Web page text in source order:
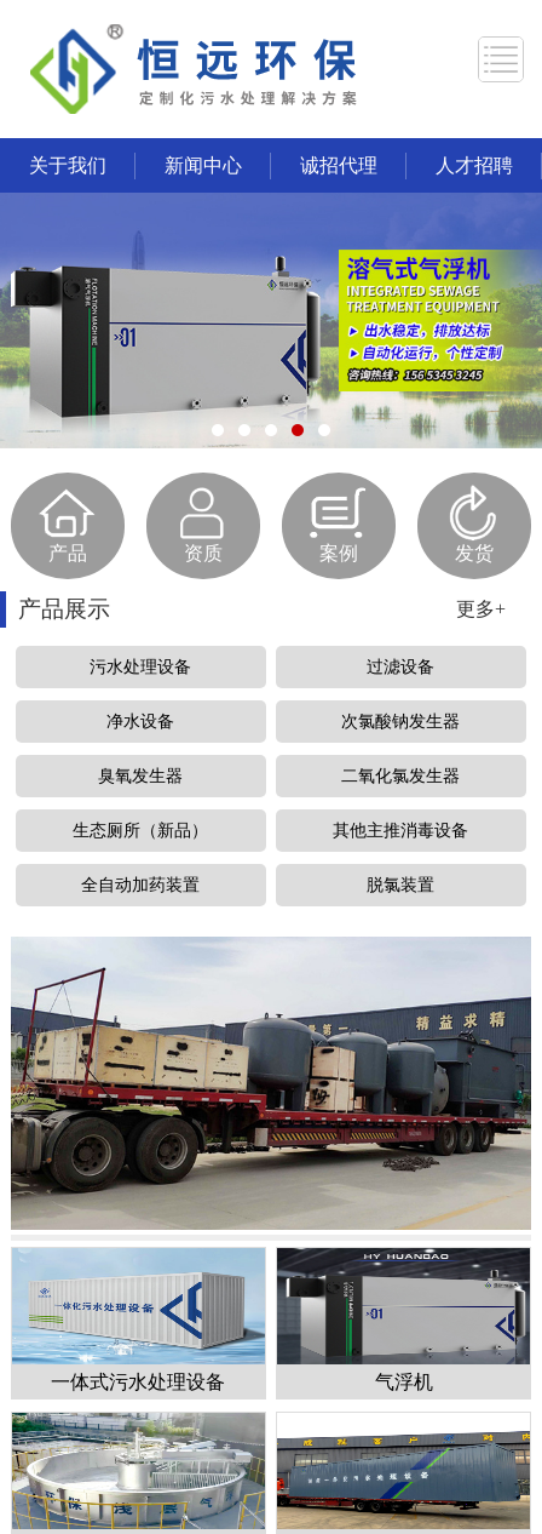
关于我们 新闻中心 诚招代理 人才招聘
1
产品 资质 案例 发货
产品展示 更多+
污水处理设备 过滤设备
净水设备 次氯酸钠发生器
臭氧发生器 二氧化氯发生器
生态厕所（新品） 其他主推消毒设备
全自动加药装置 脱氯装置
一体式污水处理设备 气浮机